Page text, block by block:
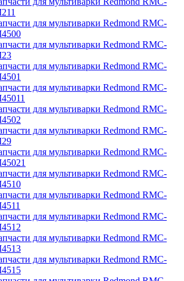
для мультиварки Redmond RMC-
для мультиварки Redmond RMC-
для мультиварки Redmond RMC-
для мультиварки Redmond RMC-
для мультиварки Redmond RMC-
для мультиварки Redmond RMC-
для мультиварки Redmond RMC-
для мультиварки Redmond RMC-
для мультиварки Redmond RMC-
для мультиварки Redmond RMC-
для мультиварки Redmond RMC-
для мультиварки Redmond RMC-